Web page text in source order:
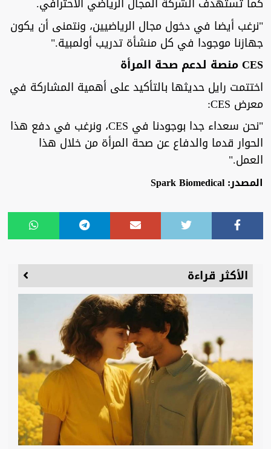
"نرغب أيضا في دخول مجال الرياضيين، ونتمنى أن يكون
جهازنا موجودا في كل منشأة تدريب أولمبية."
CES منصة لدعم صحة المرأة
اختتمت رايل حديثها بالتأكيد على أهمية المشاركة في
معرض CES:
"نحن سعداء جدا بوجودنا في CES، ونرغب في دفع هذا
الحوار قدما والدفاع عن صحة المرأة من خلال هذا
العمل."
المصدر: Spark Biomedical
الأكثر قراءة